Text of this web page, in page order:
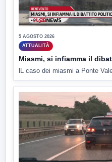
5 AGOSTO 2026
ATTUALITÀ
Miasmi, si infiamma il
lL caso dei miasmi a Ponte